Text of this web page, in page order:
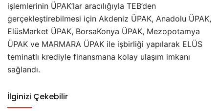
işlemlerinin ÜPAK’lar aracılığıyla TEB’den
gerçekleştirebilmesi için Akdeniz ÜPAK, Anadolu ÜPAK,
ElüsMarket ÜPAK, BorsaKonya ÜPAK, Mezopotamya
ÜPAK ve MARMARA ÜPAK ile işbirliği yapılarak ELÜS
teminatlı krediyle finansmana kolay ulaşım imkanı
sağlandı.
İlginizi Çekebilir